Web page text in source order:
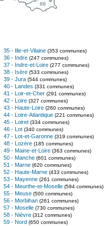
66
35 - Ille-et-Vilaine (353 communes)
36 - Indre (247 communes)
37 - Indre-et-Loire (277 communes)
38 - Isère (533 communes)
39 - Jura (544 communes)
40 - Landes (331 communes)
41 - Loir-et-Cher (291 communes)
42 - Loire (327 communes)
43 - Haute-Loire (260 communes)
44 - Loire-Atlantique (221 communes)
45 - Loiret (334 communes)
46 - Lot (340 communes)
47 - Lot-et-Garonne (319 communes)
48 - Lozère (185 communes)
49 - Maine-et-Loire (363 communes)
50 - Manche (601 communes)
51 - Marne (620 communes)
52 - Haute-Marne (433 communes)
53 - Mayenne (261 communes)
54 - Meurthe-et-Moselle (594 communes)
55 - Meuse (500 communes)
56 - Morbihan (261 communes)
57 - Moselle (730 communes)
58 - Nièvre (312 communes)
59 - Nord (650 communes)